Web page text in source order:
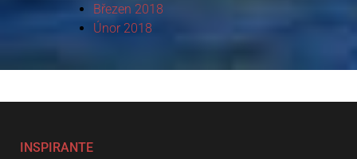
Březen 2018
Únor 2018
INSPIRANTE